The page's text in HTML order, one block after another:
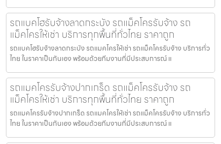
รถแบคโฮรับจ้างลาดกระบัง รถแม็คโครรับจ้าง รถ
แม็คโครให้เช่า บริการทุกพื้นที่ทั่วไทย ราคาถูก
รถแบคโฮรับจ้างลาดกระบัง รถแมคโครให้เช่า รถแม็คโครรับจ้าง บริการทั่ว
ไทย ในราคาเป็นกันเอง พร้อมด้วยทีมงานที่มีประสบการณ์ แ
รถแมคโครรับจ้างปากเกร็ด รถแม็คโครรับจ้าง รถ
แม็คโครให้เช่า บริการทุกพื้นที่ทั่วไทย ราคาถูก
รถแมคโครรับจ้างปากเกร็ด รถแมคโครให้เช่า รถแม็คโครรับจ้าง บริการทั่ว
ไทย ในราคาเป็นกันเอง พร้อมด้วยทีมงานที่มีประสบการณ์ แ